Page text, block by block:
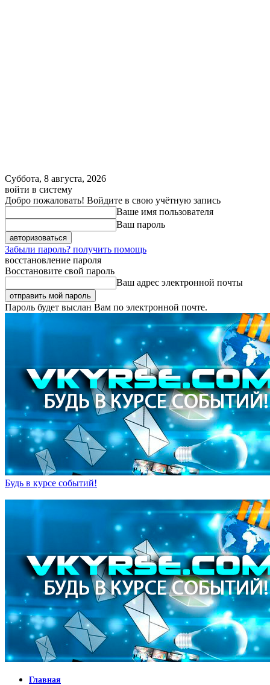
Суббота, 8 августа, 2026
войти в систему
Добро пожаловать! Войдите в свою учётную запись
Ваше имя пользователя
Ваш пароль
Забыли пароль? получить помощь
восстановление пароля
Восстановите свой пароль
Ваш адрес электронной почты
Пароль будет выслан Вам по электронной почте.
Будь в курсе событий!
Главная